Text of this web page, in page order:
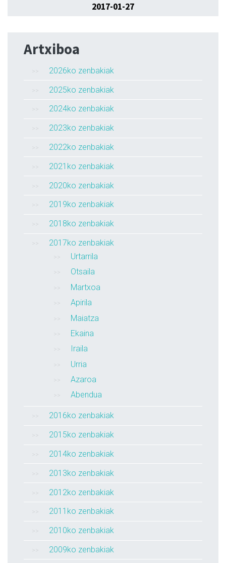
2017-01-27
Artxiboa
2026ko zenbakiak
2025ko zenbakiak
2024ko zenbakiak
2023ko zenbakiak
2022ko zenbakiak
2021ko zenbakiak
2020ko zenbakiak
2019ko zenbakiak
2018ko zenbakiak
2017ko zenbakiak
Urtarrila
Otsaila
Martxoa
Apirila
Maiatza
Ekaina
Iraila
Urria
Azaroa
Abendua
2016ko zenbakiak
2015ko zenbakiak
2014ko zenbakiak
2013ko zenbakiak
2012ko zenbakiak
2011ko zenbakiak
2010ko zenbakiak
2009ko zenbakiak